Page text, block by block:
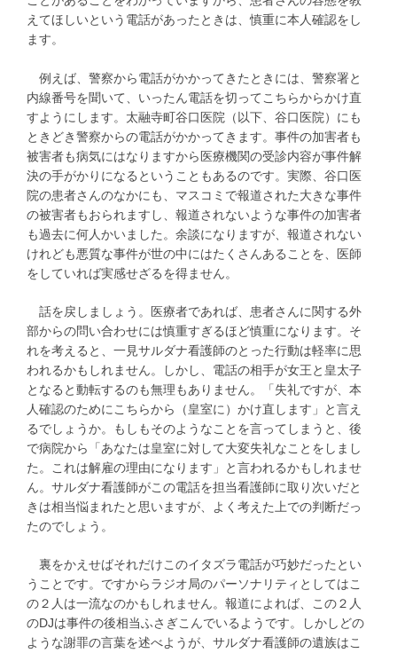
えてほしいという電話があったときは、慎重に本人確認をし
ます。
例えば、警察から電話がかかってきたときには、警察署と
内線番号を聞いて、いったん電話を切ってこちらからかけ直
すようにします。太融寺町谷口医院（以下、谷口医院）にも
ときどき警察からの電話がかかってきます。事件の加害者も
被害者も病気にはなりますから医療機関の受診内容が事件解
決の手がかりになるということもあるのです。実際、谷口医
院の患者さんのなかにも、マスコミで報道された大きな事件
の被害者もおられますし、報道されないような事件の加害者
も過去に何人かいました。余談になりますが、報道されない
けれども悪質な事件が世の中にはたくさんあることを、医師
をしていれば実感せざるを得ません。
話を戻しましょう。医療者であれば、患者さんに関する外
部からの問い合わせには慎重すぎるほど慎重になります。そ
れを考えると、一見サルダナ看護師のとった行動は軽率に思
われるかもしれません。しかし、電話の相手が女王と皇太子
となると動転するのも無理もありません。「失礼ですが、本
人確認のためにこちらから（皇室に）かけ直します」と言え
るでしょうか。もしもそのようなことを言ってしまうと、後
で病院から「あなたは皇室に対して大変失礼なことをしまし
た。これは解雇の理由になります」と言われるかもしれませ
ん。サルダナ看護師がこの電話を担当看護師に取り次いだと
きは相当悩まれたと思いますが、よく考えた上での判断だっ
たのでしょう。
裏をかえせばそれだけこのイタズラ電話が巧妙だったとい
うことです。ですからラジオ局のパーソナリティとしてはこ
の２人は一流なのかもしれません。報道によれば、この２人
のDJは事件の後相当ふさぎこんでいるようです。しかしどの
ような謝罪の言葉を述べようが、サルダナ看護師の遺族はこ